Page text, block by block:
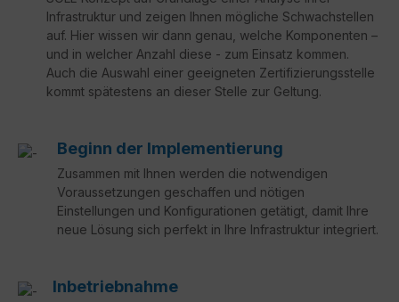
Infrastruktur und zeigen Ihnen mögliche Schwachstellen
auf. Hier wissen wir dann genau, welche Komponenten –
und in welcher Anzahl diese - zum Einsatz kommen.
Auch die Auswahl einer geeigneten Zertifizierungsstelle
kommt spätestens an dieser Stelle zur Geltung.
Beginn der Implementierung
Zusammen mit Ihnen werden die notwendigen
Voraussetzungen geschaffen und nötigen
Einstellungen und Konfigurationen getätigt, damit Ihre
neue Lösung sich perfekt in Ihre Infrastruktur integriert.
Inbetriebnahme